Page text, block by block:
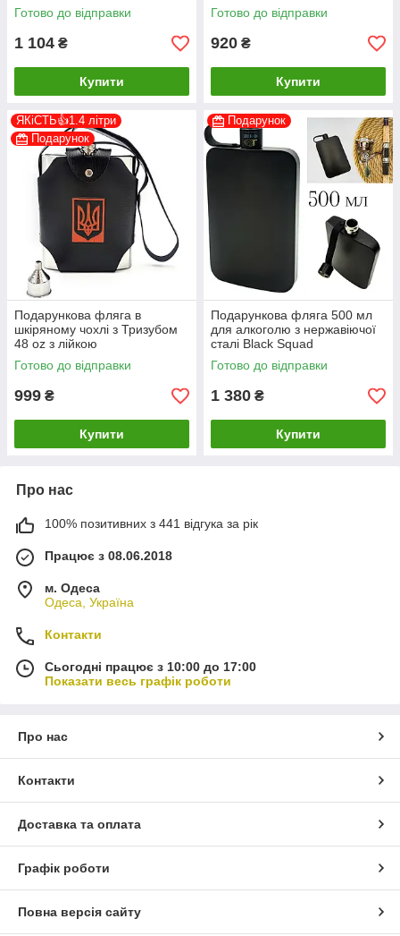
Готово до відправки
1 104 ₴
Купити
Готово до відправки
920 ₴
Купити
ЯКіСТЬ👍1.4 літри
Подарунок
Подарункова фляга в
шкіряному чохлі з Тризубом
48 oz з лійкою
Готово до відправки
999 ₴
Купити
Подарунок
Подарункова фляга 500 мл
для алкоголю з нержавіючої
сталі Black Squad
Готово до відправки
1 380 ₴
Купити
Про нас
100% позитивних з 441 відгука за рік
Працює з 08.06.2018
м. Одеса
Одеса, Україна
Контакти
Сьогодні працює з 10:00 до 17:00
Показати весь графік роботи
Про нас
Контакти
Доставка та оплата
Графік роботи
Повна версія сайту